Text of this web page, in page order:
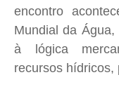
encontro
Mundial da
à lógica
recursos hídricos,